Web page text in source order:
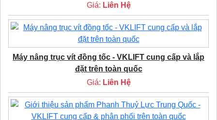
Giá: Liên Hệ
Máy nâng trục vít đồng tốc - VKLIFT cung cấp và lắp
đặt trên toàn quốc
Giá: Liên Hệ